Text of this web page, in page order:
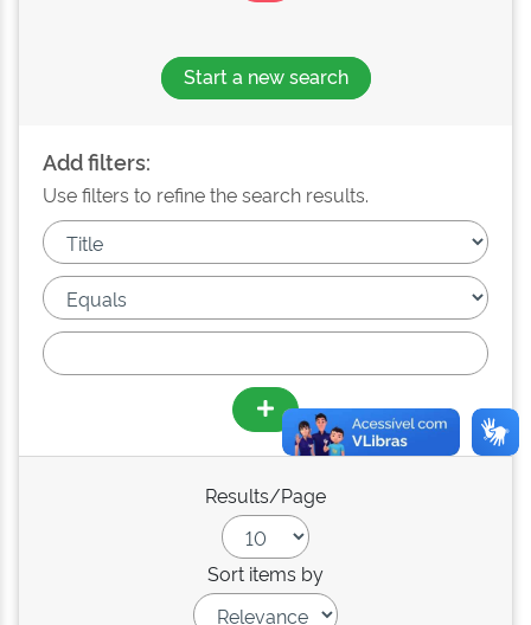
Start a new search
Add filters:
Use filters to refine the search results.
Results/Page
Sort items by